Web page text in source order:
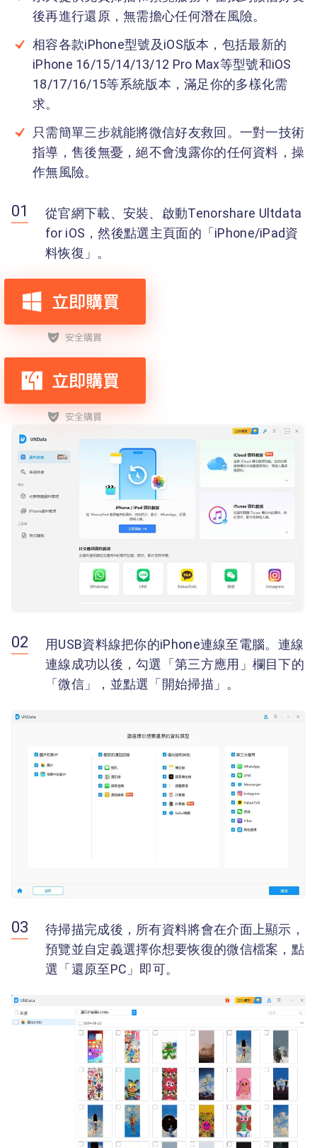
後再進行還原，無需擔心任何潛在風險。
相容各款iPhone型號及iOS版本，包括最新的
iPhone 16/15/14/13/12 Pro Max等型號和iOS
18/17/16/15等系統版本，滿足你的多樣化需
求。
只需簡單三步就能將微信好友救回。一對一技術
指導，售後無憂，絕不會洩露你的任何資料，操
作無風險。
從官網下載、安裝、啟動Tenorshare Ultdata
for iOS，然後點選主頁面的「iPhone/iPad資
料恢復」。
用USB資料線把你的iPhone連線至電腦。連線
連線成功以後，勾選「第三方應用」欄目下的
「微信」，並點選「開始掃描」。
待掃描完成後，所有資料將會在介面上顯示，
預覽並自定義選擇你想要恢復的微信檔案，點
選「還原至PC」即可。